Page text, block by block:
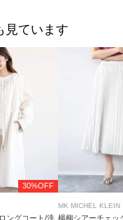
見ています
30%OFF
ングコート/洗
MK MICHEL KLEIN
楊柳シアーチェッ